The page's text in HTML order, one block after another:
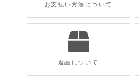
お支払い方法について
返品について